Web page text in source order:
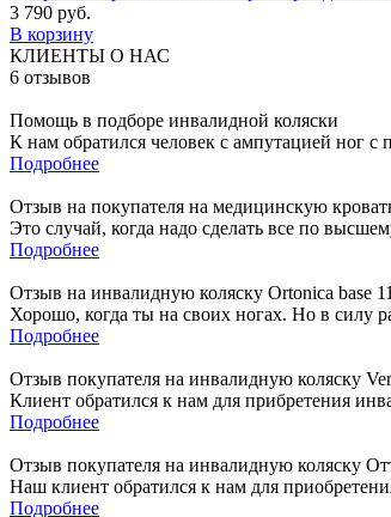
3 790 руб.
В корзину
КЛИЕНТЫ О НАС
6 отзывов
Помощь в подборе инвалидной коляски
К нам обратился человек с ампутацией ног с
Подробнее
Отзыв на покупателя на медицинскую
Это случай, когда надо сделать все по
Подробнее
Отзыв на инвалидную коляску Ortonica base
Хорошо, когда ты на своих ногах. Но в силу
Подробнее
Отзыв покупателя на инвалидную коляску
Клиент обратился к нам для прибретения
Подробнее
Отзыв покупателя на инвалидную коляску
Наш клиент обратился к нам для
Подробнее